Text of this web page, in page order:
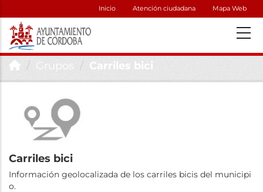
Inicio Atención ciudadana Mapa Web
Grupos Carriles bici
Carriles bici
Información geolocalizada de los carriles bicis del municipi
o.